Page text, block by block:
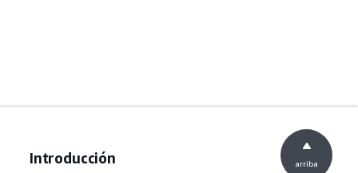
Introducción arriba